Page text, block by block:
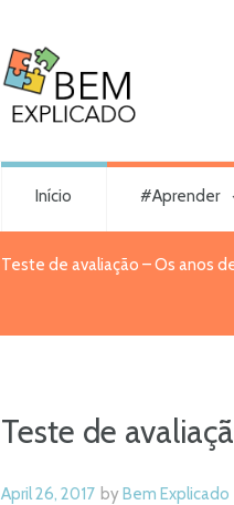
Início #Aprender
Teste de avaliação – Os anos
Teste de
April 26, 2017 byBem Explicado